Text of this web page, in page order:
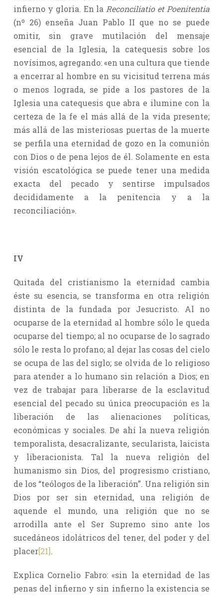
infierno y gloria. En la Reconciliatio et Poenitentia
(nº 26) enseña Juan Pablo II que no se puede
omitir, sin grave mutilación del mensaje
esencial de la Iglesia, la catequesis sobre los
novísimos, agregando: «en una cultura que tiende
a encerrar al hombre en su vicisitud terrena más
o menos lograda, se pide a los pastores de la
Iglesia una catequesis que abra e ilumine con la
certeza de la fe el más allá de la vida presente;
más allá de las misteriosas puertas de la muerte
se perfila una eternidad de gozo en la comunión
con Dios o de pena lejos de él. Solamente en esta
visión escatológica se puede tener una medida
exacta del pecado y sentirse impulsados
decididamente a la penitencia y a la
reconciliación».
IV
Quitada del cristianismo la eternidad cambia
éste su esencia, se transforma en otra religión
distinta de la fundada por Jesucristo. Al no
ocuparse de la eternidad al hombre sólo le queda
ocuparse del tiempo; al no ocuparse de lo sagrado
sólo le resta lo profano; al dejar las cosas del cielo
se ocupa de las del siglo; se olvida de lo religioso
para atender a lo humano sin relación a Dios; en
vez de trabajar para liberarse de la esclavitud
esencial del pecado su única preocupación es la
liberación de las alienaciones políticas,
económicas y sociales. De ahí la nueva religión
temporalista, desacralizante, secularista, laicista
y liberacionista. Tal la nueva religión del
humanismo sin Dios, del progresismo cristiano,
de los “teólogos de la liberación”. Una religión sin
Dios por ser sin eternidad, una religión de
aquende el mundo, una religión que no se
arrodilla ante el Ser Supremo sino ante los
sucedáneos idolátricos del tener, del poder y del
placer[21].
Explica Cornelio Fabro: «sin la eternidad de las
penas del infierno y sin infierno la existencia se